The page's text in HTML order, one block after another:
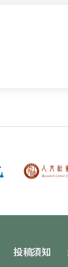
投稿須知